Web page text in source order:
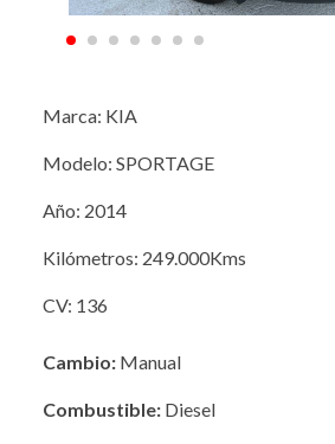
Marca: KIA
Modelo: SPORTAGE
Año: 2014
Kilómetros: 249.000Kms
CV: 136
Cambio: Manual
Combustible: Diesel